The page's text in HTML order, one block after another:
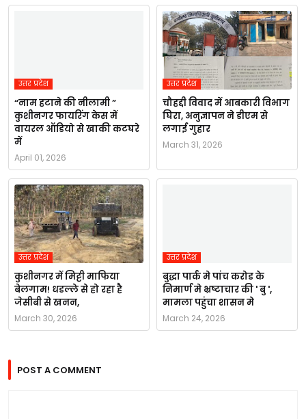
उत्तर प्रदेश
“नाम हटाने की नीलामी ”
कुशीनगर फायरिंग केस में
वायरल ऑडियो से खाकी कटघरे
में
April 01, 2026
उत्तर प्रदेश
चौहद्दी विवाद में आबकारी विभाग
घिरा, अनुज्ञापन ने डीएम से
लगाई गुहार
March 31, 2026
उत्तर प्रदेश
कुशीनगर में मिट्टी माफिया
बेलगाम! धडल्ले से हो रहा है
जेसीबी से खनन,
March 30, 2026
उत्तर प्रदेश
बुद्धा पार्क मे पांच करोड के
निमार्ण मे भ्रष्टाचार की ' बु ',
मामला पहुंचा शासन मे
March 24, 2026
POST A COMMENT